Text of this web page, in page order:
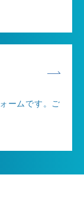
ームです。ご